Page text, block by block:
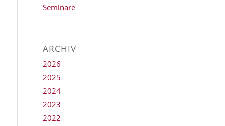
Seminare
ARCHIV
2026
2025
2024
2023
2022